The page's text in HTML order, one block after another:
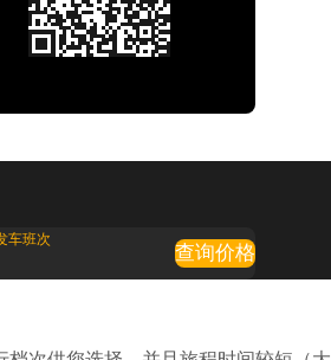
车班次
查询价格